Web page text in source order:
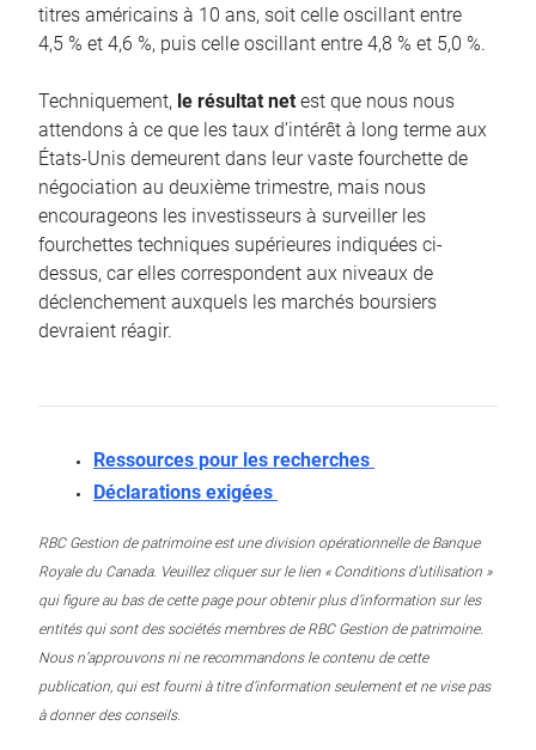
titres américains à 10 ans, soit celle oscillant entre
4,5 % et 4,6 %, puis celle oscillant entre 4,8 % et 5,0 %.
Techniquement, le résultat net est que nous nous
attendons à ce que les taux d’intérêt à long terme aux
États-Unis demeurent dans leur vaste fourchette de
négociation au deuxième trimestre, mais nous
encourageons les investisseurs à surveiller les
fourchettes techniques supérieures indiquées ci-
dessus, car elles correspondent aux niveaux de
déclenchement auxquels les marchés boursiers
devraient réagir.
Ressources pour les recherches
Déclarations exigées
RBC Gestion de patrimoine est une division opérationnelle de Banque
Royale du Canada. Veuillez cliquer sur le lien « Conditions d’utilisation »
qui figure au bas de cette page pour obtenir plus d’information sur les
entités qui sont des sociétés membres de RBC Gestion de patrimoine.
Nous n’approuvons ni ne recommandons le contenu de cette
publication, qui est fourni à titre d’information seulement et ne vise pas
à donner des conseils.